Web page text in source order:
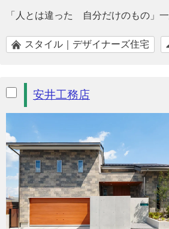
「人とは違った 自分だけのもの」
スタイル｜デザイナーズ住宅
安井工務店